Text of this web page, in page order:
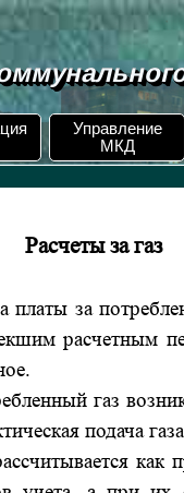
Управление
МКД
Расчеты за газ
за
расчетным
газ
подача
как